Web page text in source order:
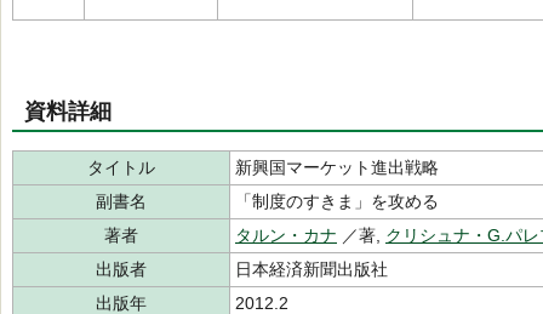
資料詳細
タイトル
新興国マーケット進出戦略
副書名
「制度のすきま」を攻める
著者
タルン・カナ ／著, クリシュナ・G.パレ
出版者
日本経済新聞出版社
出版年
2012.2